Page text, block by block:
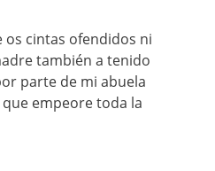
cintas ofendidos ni
también a tenido
parte de mi abuela
empeore toda la